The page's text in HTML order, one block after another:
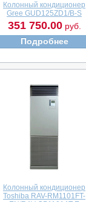
Колонный кондиционер
Gree GUD125ZD1/B-S
351 750.00руб.
Подробнее
Колонный кондиционер
Toshiba RAV-RM1101FT-